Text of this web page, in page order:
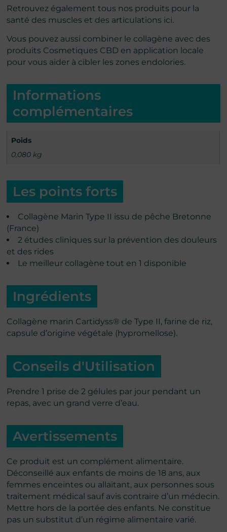
Retrouvez également tous nos produits pour la
santé des muscles et des articulations ici.
Vous pouvez aussi combiner le collagène avec des
produits Cosmetiques CBD en application locale
pour vous aider à cibler les zones endolories.
Informations
complémentaires
Poids
0,080 kg
Les points forts
Collagène Marin Type II issu de pêche Bretonne
(France)
2 études cliniques sur la prévention des douleurs
et des rides
Le meilleur collagène tout en 1 disponible
Ingrédients
Collagène marin Cartidyss® de Type II, farine de riz,
capsule d’origine végétale (hypromellose).
Conseils d'Utilisation
Prendre 1 prise de 2 gélules par jour pendant un
repas, avec un grand verre d’eau.
Avertissements
Ce produit est un complément alimentaire.
Déconseillé aux enfants de moins de 18 ans, aux
femmes enceintes ou allaitant, aux personnes sous
traitement médical sauf avis contraire d’un médecin.
Mettre hors de la portée des enfants. Ne constitue
pas un substitut d’un régime alimentaire varié.